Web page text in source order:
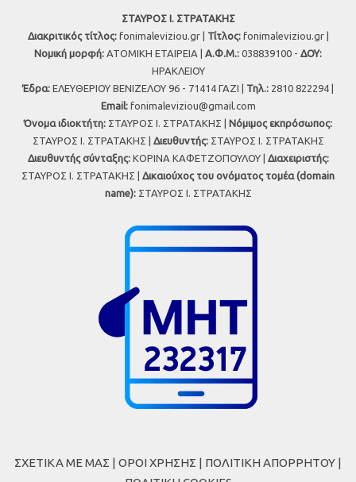
ΣΤΑΥΡΟΣ Ι. ΣΤΡΑΤΑΚΗΣ
Διακριτικός τίτλος:fonimaleviziou.gr | Τίτλος:fonimaleviziou.gr |
Νομική μορφή: ΑΤΟΜΙΚΗ ΕΤΑΙΡΕΙΑ | Α.Φ.Μ.: 038839100 - ΔΟΥ:
ΗΡΑΚΛΕΙΟΥ
Έδρα: ΕΛΕΥΘΕΡΙΟΥ ΒΕΝΙΖΕΛΟΥ 96 - 71414 ΓΑΖΙ | Τηλ.: 2810 822294 |
Εmail: fonimaleviziou@gmail.com
Όνομα ιδιοκτήτη: ΣΤΑΥΡΟΣ Ι. ΣΤΡΑΤΑΚΗΣ | Νόμιμος εκπρόσωπος:
ΣΤΑΥΡΟΣ Ι. ΣΤΡΑΤΑΚΗΣ | Διευθυντής:ΣΤΑΥΡΟΣ Ι. ΣΤΡΑΤΑΚΗΣ
Διευθυντής σύνταξης:ΚΟΡΙΝΑ ΚΑΦΕΤΖΟΠΟΥΛΟΥ | Διαχειριστής:
ΣΤΑΥΡΟΣ Ι. ΣΤΡΑΤΑΚΗΣ | Δικαιούχος του ονόματος τομέα (domain
name):ΣΤΑΥΡΟΣ Ι. ΣΤΡΑΤΑΚΗΣ
ΣΧΕΤΙΚΑ ΜΕ ΜΑΣ | ΟΡΟΙ ΧΡΗΣΗΣ | ΠΟΛΙΤΙΚΗ ΑΠΟΡΡΗΤΟΥ |